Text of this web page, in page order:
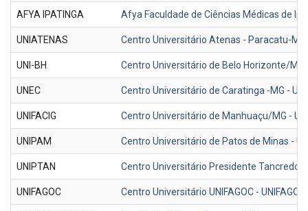
AFYA IPATINGA Afya Faculdade de Ciências Médicas de
UNIATENAS Centro Universitário Atenas - Paracatu-MG
UNI-BH Centro Universitário de Belo Horizonte/MG
UNEC Centro Universitário de Caratinga -MG -
UNIFACIG Centro Universitário de Manhuaçu/MG -
UNIPAM Centro Universitário de Patos de Minas -
UNIPTAN Centro Universitário Presidente Tancredo
UNIFAGOC Centro Universitário UNIFAGOC -